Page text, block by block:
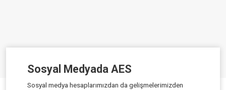
Sosyal Medyada AES
Sosyal medya hesaplarımızdan da gelişmelerimizden